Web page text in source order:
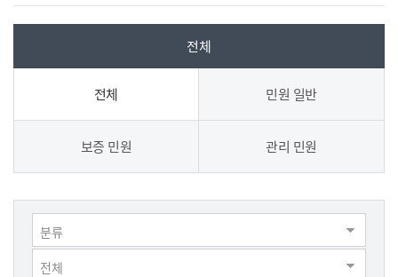
전체
전체 민원 일반
보증 민원 관리 민원
분류
전체